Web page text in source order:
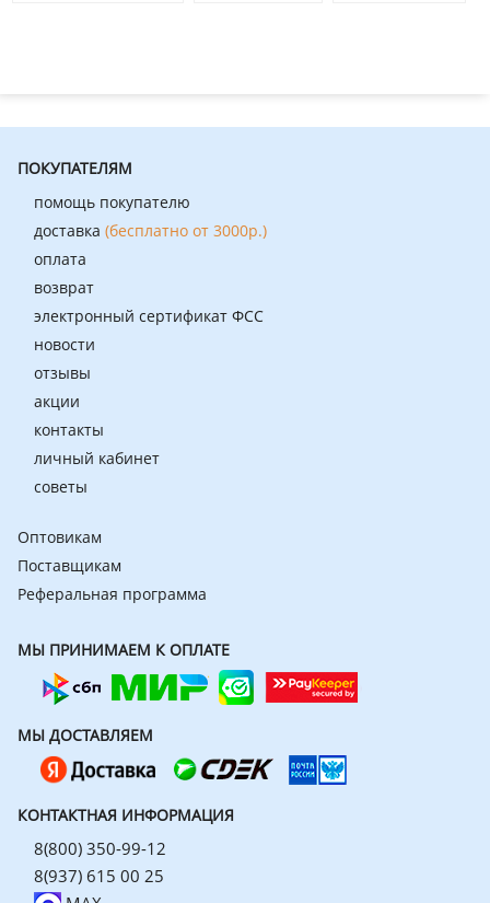
ПОКУПАТЕЛЯМ
помощь покупателю
доставка (бесплатно от 3000р.)
оплата
возврат
электронный сертификат ФСС
новости
отзывы
акции
контакты
личный кабинет
советы
Оптовикам
Поставщикам
Реферальная программа
МЫ ПРИНИМАЕМ К ОПЛАТЕ
МЫ ДОСТАВЛЯЕМ
КОНТАКТНАЯ ИНФОРМАЦИЯ
8(800) 350-99-12
8(937) 615 00 25